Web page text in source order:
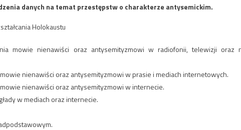
danych na temat przestępstw o charakterze antysemickim.
Holokaustu
mowie nienawiści oraz antysemityzmowi w radiofonii, telewizji oraz
nienawiści oraz antysemityzmowi w prasie i mediach internetowych.
nienawiści oraz antysemityzmowi w internecie.
w mediach oraz internecie.